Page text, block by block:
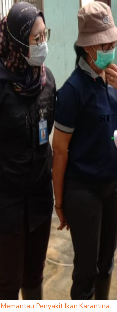
Penyakit Ikan Karantina